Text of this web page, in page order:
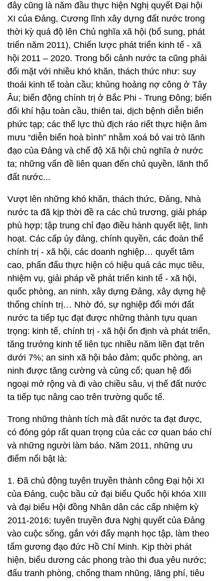
đây cũng là năm đầu thực hiện Nghị quyết Đại hội
XI của Đảng, Cương lĩnh xây dựng đất nước trong
thời kỳ quá độ lên Chủ nghĩa xã hội (bổ sung, phát
triển năm 2011), Chiến lược phát triển kinh tế - xã
hội 2011 – 2020. Trong bối cảnh nước ta cũng phải
đối mặt với nhiều khó khăn, thách thức như: suy
thoái kinh tế toàn cầu; khủng hoảng nợ công ở Tây
Âu; biến động chính trị ở Bắc Phi - Trung Đông; biến
đổi khí hậu toàn cầu, thiên tai, dịch bệnh diễn biến
phức tạp; các thế lực thù địch ráo riết thực hiện âm
mưu “diễn biến hoà bình” nhằm xoá bỏ vai trò lãnh
đạo của Đảng và chế độ Xã hội chủ nghĩa ở nước
ta; những vấn đề liên quan đến chủ quyền, lãnh thổ
đất nước...
Vượt lên những khó khăn, thách thức, Đảng, Nhà
nước ta đã kịp thời đề ra các chủ trương, giải pháp
phù hợp; tập trung chỉ đạo điều hành quyết liệt, linh
hoạt. Các cấp ủy đảng, chính quyền, các đoàn thể
chính trị - xã hội, các doanh nghiệp… quyết tâm
cao, phấn đấu thực hiện có hiệu quả các mục tiêu,
nhiệm vụ, giải pháp về phát triển kinh tế - xã hội,
quốc phòng, an ninh, xây dựng Đảng, xây dựng hệ
thống chính trị… Nhờ đó, sự nghiệp đổi mới đất
nước ta tiếp tục đạt được những thành tựu quan
trọng: kinh tế, chính trị - xã hội ổn định và phát triển,
tăng trưởng kinh tế liên tục nhiều năm liền đạt trên
dưới 7%; an sinh xã hội bảo đảm; quốc phòng, an
ninh được tăng cường và củng cố; quan hệ đối
ngoại mở rộng và đi vào chiều sâu, vị thế đất nước
ta tiếp tục nâng cao trên trường quốc tế.
Trong những thành tích mà đất nước ta đạt được,
có đóng góp rất quan trọng của các cơ quan báo chí
và những người làm báo. Năm 2011, những ưu
điểm nổi bật là:
1. Đã chủ động tuyên truyền thành công Đại hội XI
của Đảng, cuộc bầu cử đại biểu Quốc hội khóa XIII
và đại biểu Hội đồng Nhân dân các cấp nhiệm kỳ
2011-2016; tuyên truyền đưa Nghị quyết của Đảng
vào cuộc sống, gắn với đẩy mạnh học tập, làm theo
tấm gương đạo đức Hồ Chí Minh. Kịp thời phát
hiện, biểu dương các phong trào thi đua yêu nước;
đấu tranh phòng, chống tham nhũng, lãng phí, tiêu